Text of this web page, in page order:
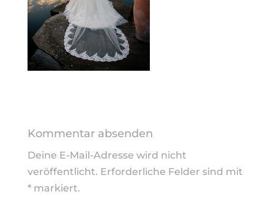
Kommentar absenden
Deine E-Mail-Adresse wird nicht
veröffentlicht. Erforderliche Felder sind mit
*markiert.